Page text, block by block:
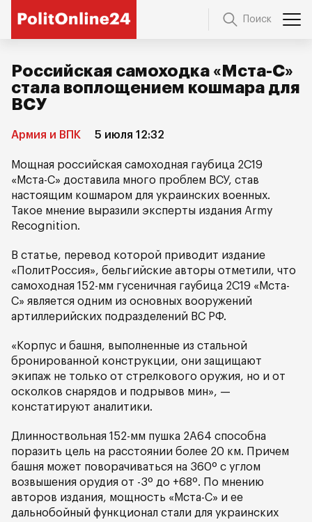
Поиск
Российская самоходка «Мста-С»
стала воплощением кошмара для
ВСУ
Армия и ВПК 5 июля 12:32
Мощная российская самоходная гаубица 2С19
«Мста-С» доставила много проблем ВСУ, став
настоящим кошмаром для украинских военных.
Такое мнение выразили эксперты издания Army
Recognition.
В статье, перевод которой приводит издание
«ПолитРоссия», бельгийские авторы отметили, что
самоходная 152-мм гусеничная гаубица 2С19 «Мста-
С» является одним из основных вооружений
артиллерийских подразделений ВС РФ.
«Корпус и башня, выполненные из стальной
бронированной конструкции, они защищают
экипаж не только от стрелкового оружия, но и от
осколков снарядов и подрывов мин», —
констатируют аналитики.
Длинноствольная 152-мм пушка 2А64 способна
поразить цель на расстоянии более 20 км. Причем
башня может поворачиваться на 360º с углом
возвышения орудия от -3º до +68º. По мнению
авторов издания, мощность «Мста-С» и ее
дальнобойный функционал стали для украинских